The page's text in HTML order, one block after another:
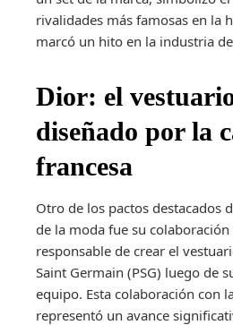
rivalidades más famosas en la
marcó un hito en la industria
Dior: el
diseñado por la
francesa
Otro de los pactos destacados
de la moda fue su
responsable de crear el
Saint Germain (PSG) luego de
equipo. Esta colaboración con
representó un avance